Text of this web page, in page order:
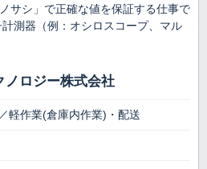
サシ」で正確な値を保証する仕事で
測器（例：オシロスコープ、マル
ノロジー株式会社
軽作業(倉庫内作業)・配送